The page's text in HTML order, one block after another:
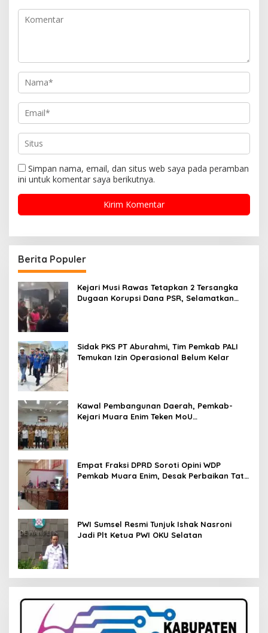
Simpan nama, email, dan situs web saya pada peramban
ini untuk komentar saya berikutnya.
Berita Populer
Kejari Musi Rawas Tetapkan 2 Tersangka
Dugaan Korupsi Dana PSR, Selamatkan
Sidak PKS PT Aburahmi, Tim Pemkab PALI
Temukan Izin Operasional Belum Kelar
Kawal Pembangunan Daerah, Pemkab-
Kejari Muara Enim Teken MoU
Empat Fraksi DPRD Soroti Opini WDP
Pemkab Muara Enim, Desak Perbaikan Tata
PWI Sumsel Resmi Tunjuk Ishak Nasroni
Jadi Plt Ketua PWI OKU Selatan